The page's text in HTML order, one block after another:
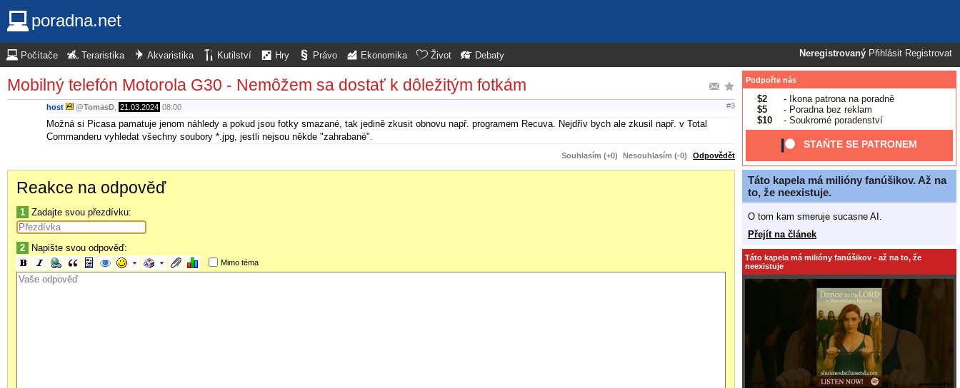
poradna.net
Neregistrovaný Přihlásit Registrovat
Počítače Teraristika Akvaristika Kutilství Hry Právo Ekonomika Život Debaty
Mobilný telefón Motorola G30 - Nemôžem sa dostať k dôležitým fotkám
host @TomasD 21.03.2024 08:00 #3
Možná si Picasa pamatuje jenom náhledy a pokud jsou fotky smazané, tak jedině zkusit obnovu např. programem Recuva. Nejdřív bych ale zkusil např. v Total
Commanderu vyhledat všechny soubory *.jpg, jestli nejsou někde "zahrabané".
Souhlasím (+0) Nesouhlasím (-0) Odpovědět
Reakce na odpověď
1 Zadajte svou přezdívku:
2 Napište svou odpověď:
Mimo téma
Podpořte nás
$2
- Ikona patrona na poradně
$5
- Poradna bez reklam
$10
- Soukromé poradenství
STAŇTE SE PATRONEM
Táto kapela má milióny fanúšikov. Až na
to, že neexistuje.
O tom kam smeruje sucasne AI.
Přejít na článek
Táto kapela má milióny fanúšikov - až na to, že
neexistuje